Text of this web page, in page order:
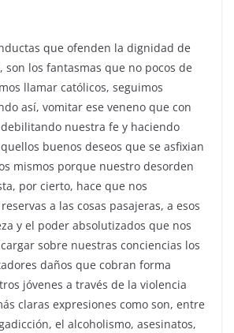
que ofenden la dignidad de
son los fantasmas que no pocos de
llamar católicos, seguimos
así, vomitar ese veneno que con
nuestra fe y haciendo
buenos deseos que se asfixian
mismos porque nuestro desorden
por cierto, hace que nos
a las cosas pasajeras, a esos
y el poder absolutizados que nos
sobre nuestras conciencias los
daños que cobran forma
jóvenes a través de la violencia
claras expresiones como son, entre
el alcoholismo, asesinatos,